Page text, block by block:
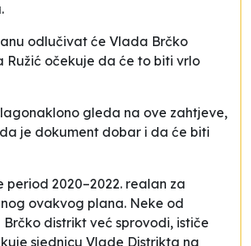
odlučivat će Vlada Brčko
Ružić očekuje da će to biti vrlo
gleda na ove zahtjeve,
je dokument dobar i da će biti
period 2020–2022. realan za
ovakvog plana. Neke od
distrikt već sprovodi, ističe
sjednicu Vlade Distrikta na